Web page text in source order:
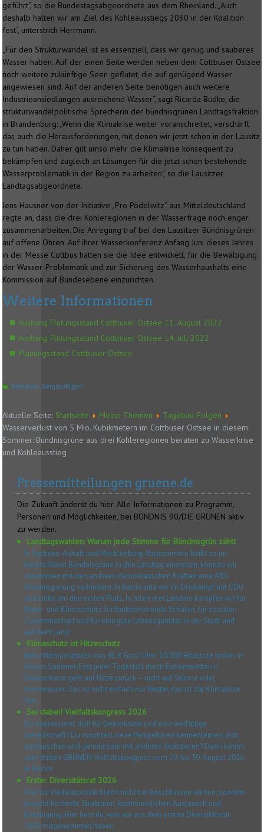
geführt“, so die Bundestagsabgeordnete aus dem Rheinland. „Auch
deshalb halten wir am Ziel des Kohleausstiegs 2030 in der Koalition
fest“, unterstrich Herrmann.
„Für den Strukturwandel ist es essenziell, dass wir genug und sauberes
Wasser haben. Auf der einen Seite werden neben dem Cottbuser Ostsee
noch weitere zukünftige Seen geflutet, die auf genügend Wasser
angewiesen sind. Auf der anderen Seite benötigen auch weitere
Industrieansiedlungen ausreichend Wasser“, sagt Ricarda Budke, die
strukturwandelpolitische Sprecherin der bündnisgrünen Landtagsfraktion
in Brandenburg: „Wenn die Klimakrise weiter voranschreitet, verschärft
das auch die Herausforderungen, mit denen wir jetzt schon in der Lausitz
zu tun haben. Daher gilt umso mehr die Klimakrise konsequent zu
bekämpfen und zugleich an Lösungen für die jetzt schon bestehende
Wasserproblematik in der Region zu arbeiten“, so die Lausitzer
Landtagsabgeordnete.
Jens Hausner von der Initiative „Pro Pödelwitz“ aus Mitteldeutschland
regte an, dass die drei Kohleregionen in der Wasserfrage noch enger
zusammenarbeiten. Die Anregung traf bei den Lausitzer Bündnisgrünen
auf offene Ohren. Auf ihrer Wasserkonferenz Anfang Juni dieses Jahres
in der Messe Cottbus hatten sie die Idee entwickelt, für die Bewältigung
der Wasser-Problematik und zur Sicherung des Wasserhaushalts eine
Kommission auf Bundesebene einzurichten.
Weitere Informationen
Aushang Flutungsstand Cottbuser Ostsee 11. August 2022
Aushang Flutungsstand Cottbuser Ostsee 14. Juli 2022
Planungsstand Cottbuser Ostsee
Kategorie: Bergbaufolgen
Aktuelle Seite: Startseite Meine Themen
Tagebau-Folgen
Wasserverlust von 5 Mio. Kubikmetern im Cottbuser Ostsee in diesem
Sommer: Bündnisgrüne aus drei Kohleregionen beraten zu Wasserkrise
und Kohleausstieg
Pressemitteilungen gruene.de
Die Zukunft änderst du hier. Alle Informationen zu Programm,
Personen und Möglichkeiten, bei BÜNDNIS 90/DIE GRÜNEN aktiv
zu werden.
Landtagswahlen: Warum jede Stimme für Bündnisgrün zählt
In Sachsen-Anhalt und Mecklenburg-Vorpommern heißt es im
Herbst: Wenn Bündnisgrüne in den Landtag einziehen, können wir
zusammen mit den anderen demokratischen Kräften eine AfD-
Alleinregierung verhindern. In Berlin sind wir im Dreikampf mit CDU
und Linke um den ersten Platz. In allen drei Ländern kämpfen wir für
Natur- und Klimaschutz, für funktionierende Schulen, für sozialen
Zusammenhalt und für eine gute Lebensqualität in der Stadt und
auf dem Land.
Klimaschutz ist Hitzeschutz
Rekordtemperaturen von 41,8 Grad. Über 10.000 Hitzetote bisher in
diesen Sommer. Fast jeder Todesfall durch Extremwetter in
Deutschland geht auf Hitze zurück – nicht auf Stürme oder
Hochwasser. Das ist nicht einfach nur Wetter, das ist die Klimakrise
live.
Sei dabei! Vielfaltskongress 2026
Du interessierst dich für Demokratie und eine vielfältige
Gesellschaft? Du möchtest neue Perspektiven kennenlernen, dich
austauschen und gemeinsam mit anderen diskutieren? Dann komm
zum dritten GRÜNEN Vielfaltskongress vom 29. bis 30. August 2026
in Berlin!
Erster Diversitätsrat 2026
Klar ist: Vielfaltspolitik bleibt nicht bei Beschlüssen stehen, sondern
braucht konkrete Strukturen, kontinuierlichen Austausch und
Beteiligung. Hier liest du, was wir aus dem ersten Diversitätsrat
2026 mitgenommen haben.